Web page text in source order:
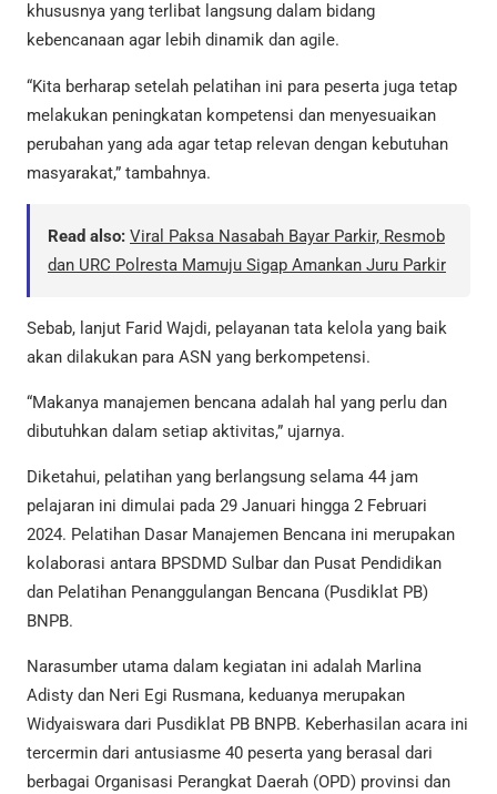
khususnya yang terlibat langsung dalam bidang
kebencanaan agar lebih dinamik dan agile.
“Kita berharap setelah pelatihan ini para peserta juga tetap
melakukan peningkatan kompetensi dan menyesuaikan
perubahan yang ada agar tetap relevan dengan kebutuhan
masyarakat,” tambahnya.
Read also: Viral Paksa Nasabah Bayar Parkir, Resmob
dan URC Polresta Mamuju Sigap Amankan Juru Parkir
Sebab, lanjut Farid Wajdi, pelayanan tata kelola yang baik
akan dilakukan para ASN yang berkompetensi.
“Makanya manajemen bencana adalah hal yang perlu dan
dibutuhkan dalam setiap aktivitas,” ujarnya.
Diketahui, pelatihan yang berlangsung selama 44 jam
pelajaran ini dimulai pada 29 Januari hingga 2 Februari
2024. Pelatihan Dasar Manajemen Bencana ini merupakan
kolaborasi antara BPSDMD Sulbar dan Pusat Pendidikan
dan Pelatihan Penanggulangan Bencana (Pusdiklat PB)
BNPB.
Narasumber utama dalam kegiatan ini adalah Marlina
Adisty dan Neri Egi Rusmana, keduanya merupakan
Widyaiswara dari Pusdiklat PB BNPB. Keberhasilan acara ini
tercermin dari antusiasme 40 peserta yang berasal dari
berbagai Organisasi Perangkat Daerah (OPD) provinsi dan